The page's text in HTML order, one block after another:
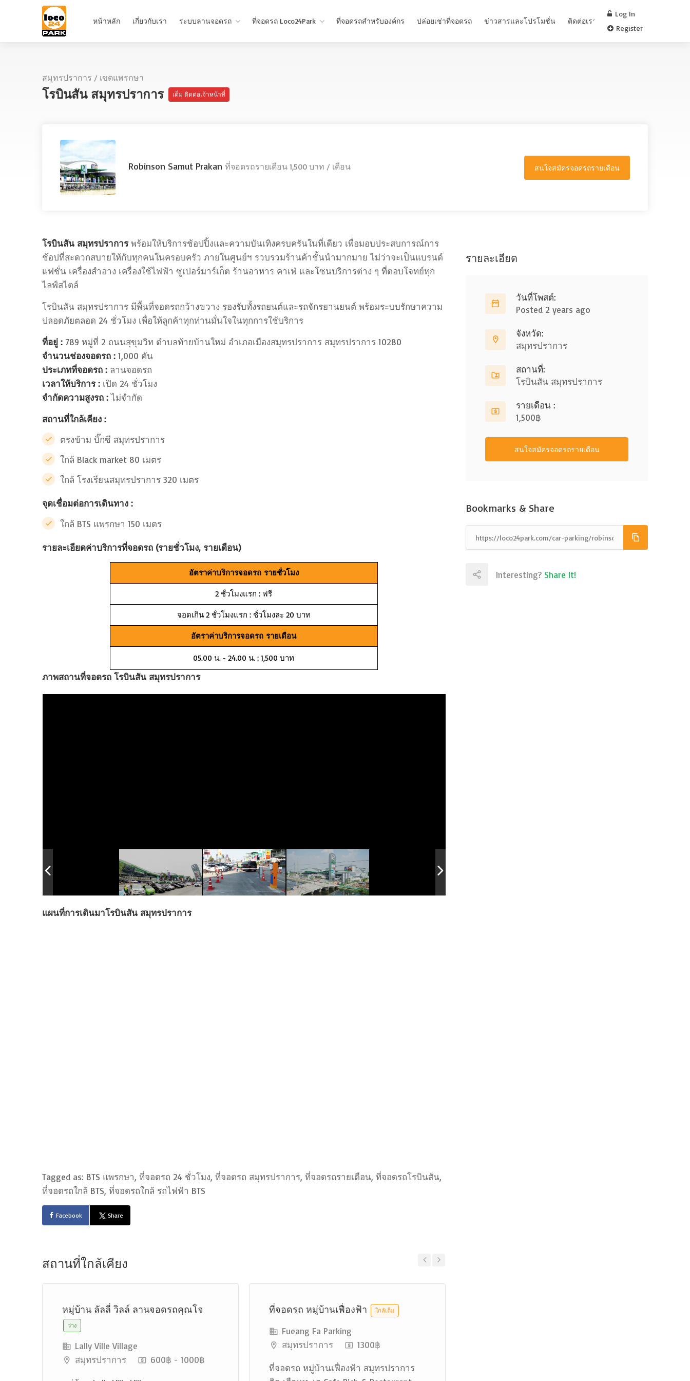
หน้าหลัก เกี่ยวกับเรา ระบบลานจอดรถ ที่จอดรถ Loco24Park ที่จอดรถสำหรับองค์กร ปล่อยเช่าที่จอดรถ ข่าวสารและโปรโมชั่น ติดต่อเรา
Log In
Register
สมุทรปราการ / เขตแพรกษา
โรบินสัน สมุทรปราการ เต็ม ติดต่อเจ้าหน้าที่
Robinson Samut Prakan ที่จอดรถรายเดือน 1,500 บาท / เดือน สนใจสมัครจอดรถรายเดือน
โรบินสัน สมุทรปราการพร้อมให้บริการช้อปปิ้งและความบันเทิงครบครันในที่เดียว เพื่อมอบประสบการณ์การ
ช้อปที่สะดวกสบายให้กับทุกคนในครอบครัว ภายในศูนย์ฯ รวบรวมร้านค้าชั้นนำมากมาย ไม่ว่าจะเป็นแบรนด์
แฟชั่น เครื่องสำอาง เครื่องใช้ไฟฟ้า ซูเปอร์มาร์เก็ต ร้านอาหาร คาเฟ่ และโซนบริการต่าง ๆ ที่ตอบโจทย์ทุก
ไลฟ์สไตล์
โรบินสัน สมุทรปราการ มีพื้นที่จอดรถกว้างขวาง รองรับทั้งรถยนต์และรถจักรยานยนต์ พร้อมระบบรักษาความ
ปลอดภัยตลอด 24 ชั่วโมง เพื่อให้ลูกค้าทุกท่านมั่นใจในทุกการใช้บริการ
ที่อยู่ : 789 หมู่ที่ 2 ถนนสุขุมวิท ตำบลท้ายบ้านใหม่ อำเภอเมืองสมุทรปราการ สมุทรปราการ 10280
จำนวนช่องจอดรถ : 1,000 คัน
ประเภทที่จอดรถ : ลานจอดรถ
เวลาให้บริการ : เปิด 24 ชั่วโมง
จำกัดความสูงรถ :ไม่จำกัด
สถานที่ใกล้เคียง :
ตรงข้าม บิ๊กซี สมุทรปราการ
ใกล้ Black market 80 เมตร
ใกล้ โรงเรียนสมุทรปราการ 320 เมตร
จุดเชื่อมต่อการเดินทาง :
ใกล้ BTS แพรกษา 150 เมตร
รายละเอียดค่าบริการที่จอดรถ (รายชั่วโมง, รายเดือน)
อัตราค่าบริการจอดรถ รายชั่วโมง
2 ชั่วโมงแรก : ฟรี
จอดเกิน 2 ชั่วโมงแรก : ชั่วโมงละ 20 บาท
อัตราค่าบริการจอดรถ รายเดือน
05.00 น. - 24.00 น. : 1,500 บาท
ภาพสถานที่จอดรถ โรบินสัน สมุทรปราการ
แผนที่การเดินมาโรบินสัน สมุทรปราการ
Tagged as: BTS แพรกษา, ที่จอดรถ 24 ชั่วโมง, ที่จอดรถ สมุทรปราการ, ที่จอดรถรายเดือน, ที่จอดรถโรบินสัน,
ที่จอดรถใกล้ BTS, ที่จอดรถใกล้ รถไฟฟ้า BTS
Facebook Share
สถานที่ใกล้เคียง
หมู่บ้าน ลัลลี่ วิลล์ ลานจอดรถคุณโจ
ว่าง
Lally Ville Village
สมุทรปราการ
600฿ - 1000฿
ที่จอดรถ หมู่บ้านเฟื่องฟ้า ใกล้เต็ม
Fueang Fa Parking
สมุทรปราการ
1300฿
ที่จอดรถ หมู่บ้านเฟื่องฟ้า สมุทรปราการ
รายละเอียด
วันที่โพสต์:
Posted 2 years ago
จังหวัด:
สมุทรปราการ
สถานที่:
โรบินสัน สมุทรปราการ
รายเดือน :
1,500฿
สนใจสมัครจอดรถรายเดือน
Bookmarks & Share
Interesting? Share It!